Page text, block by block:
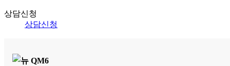
상담신청
상담신청
뉴 QM6